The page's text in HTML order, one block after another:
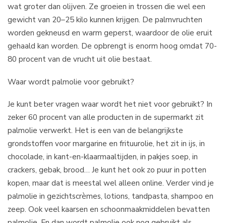
wat groter dan olijven. Ze groeien in trossen die wel een
gewicht van 20–25 kilo kunnen krijgen. De palmvruchten
worden gekneusd en warm geperst, waardoor de olie eruit
gehaald kan worden. De opbrengt is enorm hoog omdat 70-
80 procent van de vrucht uit olie bestaat.
Waar wordt palmolie voor gebruikt?
Je kunt beter vragen waar wordt het niet voor gebruikt? In
zeker 60 procent van alle producten in de supermarkt zit
palmolie verwerkt. Het is een van de belangrijkste
grondstoffen voor margarine en frituurolie, het zit in ijs, in
chocolade, in kant-en-klaarmaaltijden, in pakjes soep, in
crackers, gebak, brood… Je kunt het ook zo puur in potten
kopen, maar dat is meestal wel alleen online. Verder vind je
palmolie in gezichtscrèmes, lotions, tandpasta, shampoo en
zeep. Ook veel kaarsen en schoonmaakmiddelen bevatten